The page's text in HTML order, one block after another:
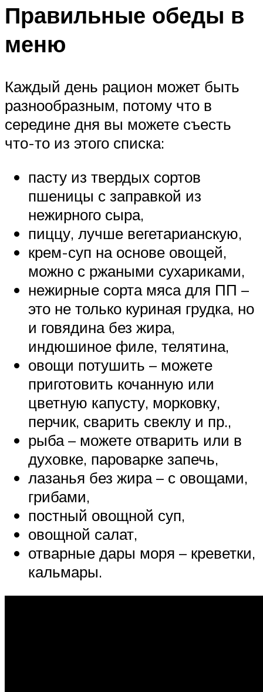
Правильные обеды в
меню
Каждый день рацион может быть
разнообразным, потому что в
середине дня вы можете съесть
что-то из этого списка:
пасту из твердых сортов
пшеницы с заправкой из
нежирного сыра,
пиццу, лучше вегетарианскую,
крем-суп на основе овощей,
можно с ржаными сухариками,
нежирные сорта мяса для ПП –
это не только куриная грудка, но
и говядина без жира,
индюшиное филе, телятина,
овощи потушить – можете
приготовить кочанную или
цветную капусту, морковку,
перчик, сварить свеклу и пр.,
рыба – можете отварить или в
духовке, пароварке запечь,
лазанья без жира – с овощами,
грибами,
постный овощной суп,
овощной салат,
отварные дары моря – креветки,
кальмары.